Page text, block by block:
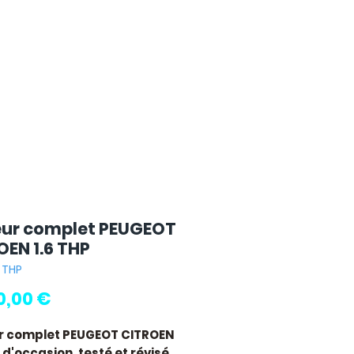
complet PEUGEOT
1.6 THP
€
PEUGEOT CITROEN